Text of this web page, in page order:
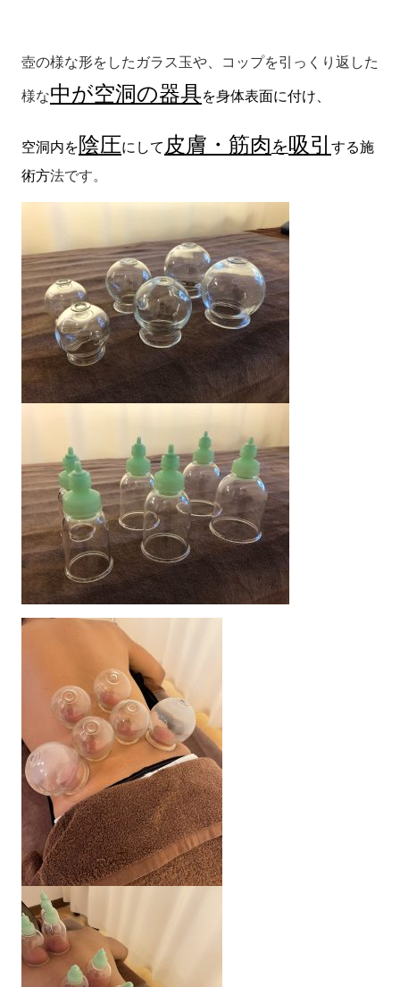
壺の様な形をしたガラス玉や、コップを引っくり返した
様な中が空洞の器具を身体表面に付け、
空洞内を陰圧にして 皮膚・筋肉を吸引 する施
術方法です。